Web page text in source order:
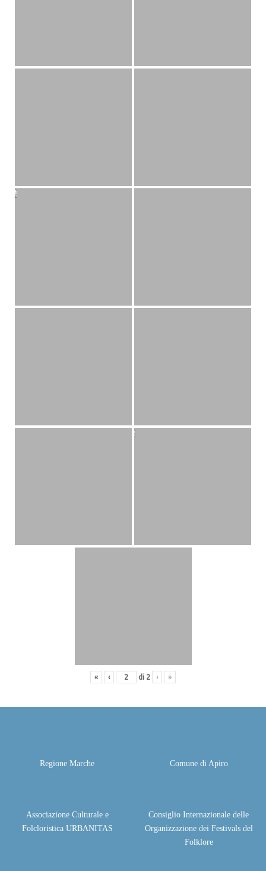
« ‹ di 2 › »
Regione Marche Comune di Apiro
Associazione Culturale e
Folcloristica URBANITAS
Consiglio Internazionale delle
Organizzazione dei Festivals del
Folklore